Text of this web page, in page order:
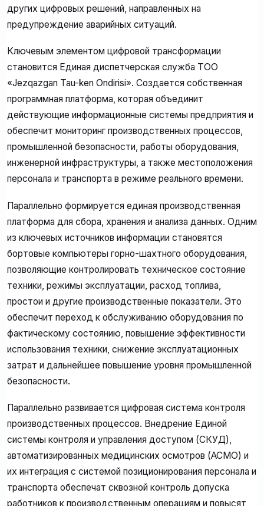
других цифровых решений, направленных на
предупреждение аварийных ситуаций.
Ключевым элементом цифровой трансформации
становится Единая диспетчерская служба ТОО
«Jezqazgan Tau-ken Ondirisi». Создается собственная
программная платформа, которая объединит
действующие информационные системы предприятия и
обеспечит мониторинг производственных процессов,
промышленной безопасности, работы оборудования,
инженерной инфраструктуры, а также местоположения
персонала и транспорта в режиме реального времени.
Параллельно формируется единая производственная
платформа для сбора, хранения и анализа данных. Одним
из ключевых источников информации становятся
бортовые компьютеры горно-шахтного оборудования,
позволяющие контролировать техническое состояние
техники, режимы эксплуатации, расход топлива,
простои и другие производственные показатели. Это
обеспечит переход к обслуживанию оборудования по
фактическому состоянию, повышение эффективности
использования техники, снижение эксплуатационных
затрат и дальнейшее повышение уровня промышленной
безопасности.
Параллельно развивается цифровая система контроля
производственных процессов. Внедрение Единой
системы контроля и управления доступом (СКУД),
автоматизированных медицинских осмотров (АСМО) и
их интеграция с системой позиционирования персонала и
транспорта обеспечат сквозной контроль допуска
работников к производственным операциям и повысят